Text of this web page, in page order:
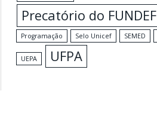
Precatório do FUNDEF
Programação Selo Unicef SEMED
UEPA UFPA